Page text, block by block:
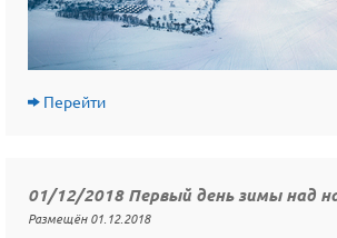
Перейти
01/12/2018 Первый день зимы над
Размещён 01.12.2018